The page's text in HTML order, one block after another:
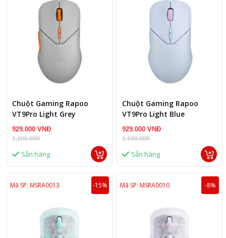
Chuột Gaming Rapoo
VT9Pro Light Grey
(Wireless 2.4ghz/Dây
USB/PMW3398/Xám nhạt)
929.000 VNĐ
1,100,000
Sẵn hàng
Chuột Gaming Rapoo
VT9Pro Light Blue
(Wireless 2.4ghz/Dây
USB/PMW3398/Xanh nhạt)
929.000 VNĐ
1,100,000
Sẵn hàng
Mã SP: MSRA0013 -15% Mã SP: MSRA0010 -8%